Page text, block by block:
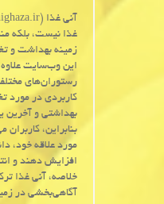
غذا نیست، بلکه
زمینه بهداشت و
این وب‌سایت علاوه
رستوران‌های
کاربردی در مورد
بهداشتی و آخرین
بنابراین،
مورد علاقه خود،
افزایش دهند و
خلاصه، آنی غذا
آگاهی‌بخشی در